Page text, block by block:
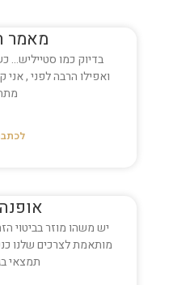
מאמר
בדיוק כמו סטייליש…
ואפילו הרבה לפני ,
יש משהו מוזר בביטוי
מותאמת לצרכים שלנו
תמצאי